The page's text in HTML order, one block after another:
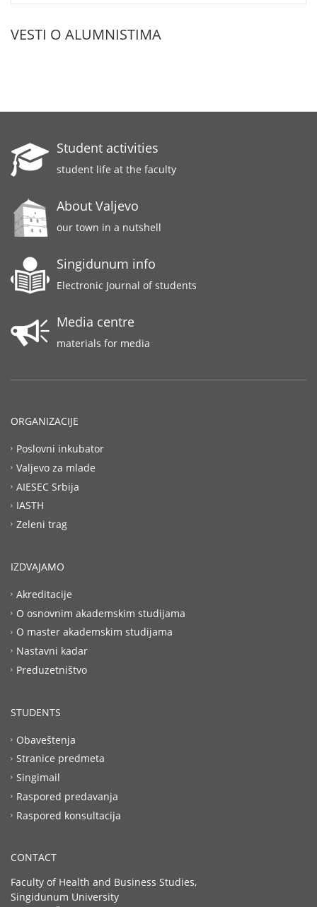
VESTI O ALUMNISTIMA
Student activities
student life at the faculty
About Valjevo
our town in a nutshell
Singidunum info
Electronic Journal of students
Media centre
materials for media
ORGANIZACIJE
Poslovni inkubator
Valjevo za mlade
AIESEC Srbija
IASTH
Zeleni trag
IZDVAJAMO
Akreditacije
O osnovnim akademskim studijama
O master akademskim studijama
Nastavni kadar
Preduzetništvo
STUDENTS
Obaveštenja
Stranice predmeta
Singimail
Raspored predavanja
Raspored konsultacija
CONTACT
Faculty of Health and Business Studies,
Singidunum University